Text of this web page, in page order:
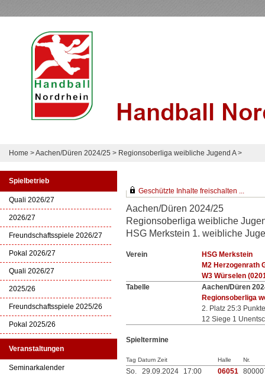
Home >Aachen/Düren 2024/25 > Regionsoberliga weibliche Jugend A>
Spielbetrieb
Quali 2026/27
2026/27
Freundschaftsspiele 2026/27
Pokal 2026/27
Quali 2026/27
2025/26
Freundschaftsspiele 2025/26
Pokal 2025/26
Veranstaltungen
Seminarkalender
Geschützte Inhalte freischalten ...
Aachen/Düren 2024/25
Regionsoberliga weibliche
HSG Merkstein 1. weibliche
Verein
HSG Merkstein
M2 Herzogenrath
W3 Würselen
Tabelle
Aachen/Düren
Regionsoberliga
2. Platz 25:3
12 Siege 1
Spieltermine
Tag Datum Zeit Halle Nr.
So. 29.09.2024 17:00 06051